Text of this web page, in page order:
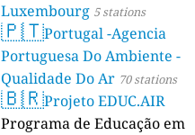
Luxembourg 5 stations
🇵🇹Portugal -Agencia
Portuguesa Do Ambiente -
Qualidade Do Ar 70 stations
🇧🇷Projeto EDUC.AIR
Programa de Educação em